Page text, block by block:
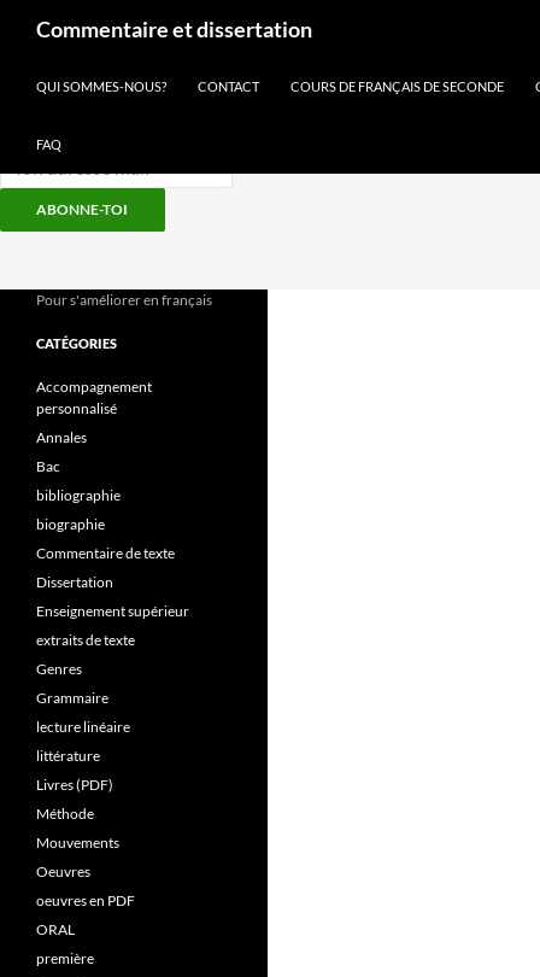
ABONNE-TOI
contenu
Commentaire et dissertation
QUI SOMMES-NOUS? CONTACT COURS DE FRANÇAIS DE SECONDE
FAQ
Pour s'améliorer en français
CATÉGORIES
Accompagnement
personnalisé
Annales
Bac
bibliographie
biographie
Commentaire de texte
Dissertation
Enseignement supérieur
extraits de texte
Genres
Grammaire
lecture linéaire
littérature
Livres (PDF)
Méthode
Mouvements
Oeuvres
oeuvres en PDF
ORAL
première